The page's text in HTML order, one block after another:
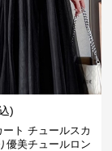
)
ト チュールスカ
優美チュールロン